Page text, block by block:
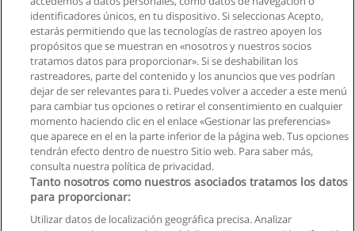
identificadores únicos, en tu dispositivo. Si seleccionas Acepto,
estarás permitiendo que las tecnologías de rastreo apoyen los
propósitos que se muestran en «nosotros y nuestros socios
tratamos datos para proporcionar». Si se deshabilitan los
rastreadores, parte del contenido y los anuncios que ves podrían
dejar de ser relevantes para ti. Puedes volver a acceder a este menú
para cambiar tus opciones o retirar el consentimiento en cualquier
momento haciendo clic en el enlace «Gestionar las preferencias»
que aparece en el en la parte inferior de la página web. Tus opciones
tendrán efecto dentro de nuestro Sitio web. Para saber más,
consulta nuestra política de privacidad.
Tanto nosotros como nuestros asociados tratamos los datos
para proporcionar:
Utilizar datos de localización geográfica precisa. Analizar